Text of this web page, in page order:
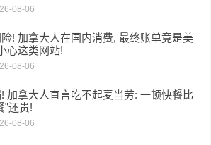
08-06
! 加拿大人在国内消费, 最终账单竟是美
心这类网站!
08-06
加拿大人直言吃不起麦当劳: 一顿快餐比
”还贵!
08-06